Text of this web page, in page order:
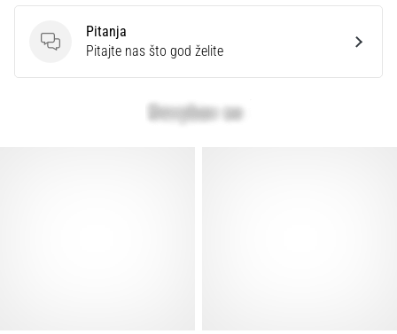
Pitanja
Pitanja
Pitajte nas što god želite